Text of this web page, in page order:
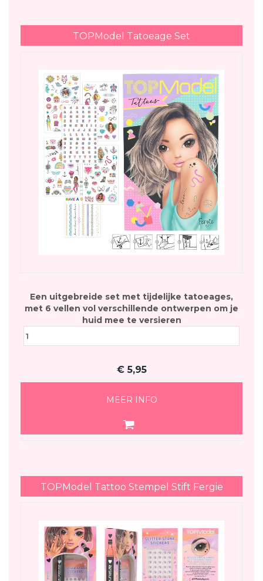
TOPModel Tatoeage Set
Een uitgebreide set met tijdelijke tatoeages,
met 6 vellen vol verschillende ontwerpen om je
huid mee te versieren
€5,95
MEER INFO
TOPModel Tattoo Stempel Stift Fergie